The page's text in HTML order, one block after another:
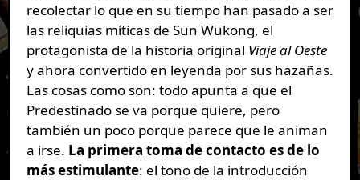
recolectar lo que en su tiempo han pasado a ser
las reliquias míticas de Sun Wukong, el
protagonista de la historia original Viaje al Oeste
y ahora convertido en leyenda por sus hazañas.
Las cosas como son: todo apunta a que el
Predestinado se va porque quiere, pero
también un poco porque parece que le animan
a irse. La primera toma de contacto es de lo
más estimulante: el tono de la introducción